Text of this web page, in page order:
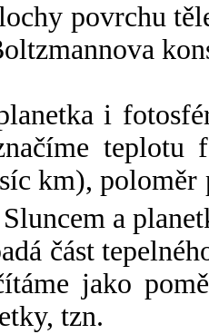
povrchu
i
km),
a
část
jako
tzn.